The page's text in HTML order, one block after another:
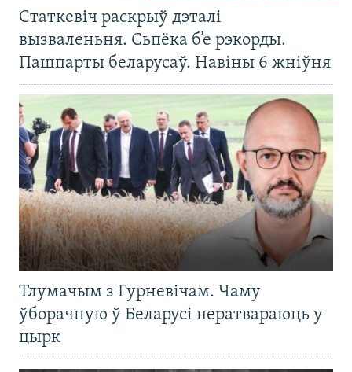
Статкевіч раскрыў дэталі
вызваленьня. Сьпёка б’е рэкорды.
Пашпарты беларусаў. Навіны 6 жніўня
Тлумачым з Гурневічам. Чаму
ўборачную ў Беларусі ператвараюць у
цырк